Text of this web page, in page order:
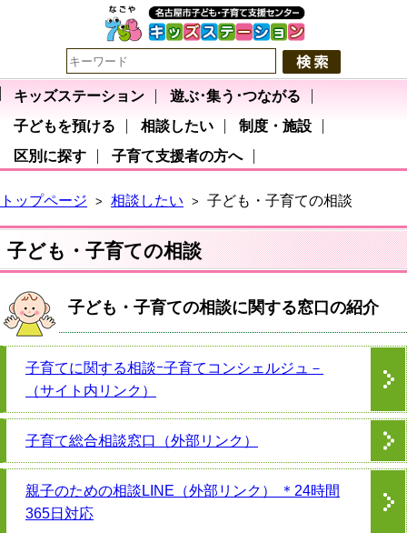
キッズステーション
遊ぶ･集う･つながる
子どもを預ける
相談したい
制度・施設
区別に探す
子育て支援者の方へ
トップページ > 相談したい > 子ども・子育ての相談
子ども・子育ての相談
子ども・子育ての相談に関する窓口の紹介
子育てに関する相談ｰ子育てコンシェルジュ－
（サイト内リンク）
子育て総合相談窓口（外部リンク）
親子のための相談LINE（外部リンク） ＊24時間
365日対応